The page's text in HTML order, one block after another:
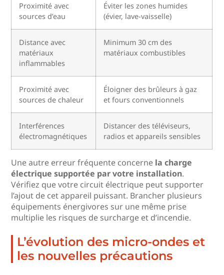
Proximité avec
sources d’eau
Éviter les zones humides
(évier, lave-vaisselle)
Distance avec
matériaux
inflammables
Minimum 30 cm des
matériaux combustibles
Proximité avec
sources de chaleur
Éloigner des brûleurs à gaz
et fours conventionnels
Interférences
électromagnétiques
Distancer des téléviseurs,
radios et appareils sensibles
Une autre erreur fréquente concerne la charge
électrique supportée par votre installation.
Vérifiez que votre circuit électrique peut supporter
l’ajout de cet appareil puissant. Brancher plusieurs
équipements énergivores sur une même prise
multiplie les risques de surcharge et d’incendie.
L’évolution des micro-ondes et
les nouvelles précautions